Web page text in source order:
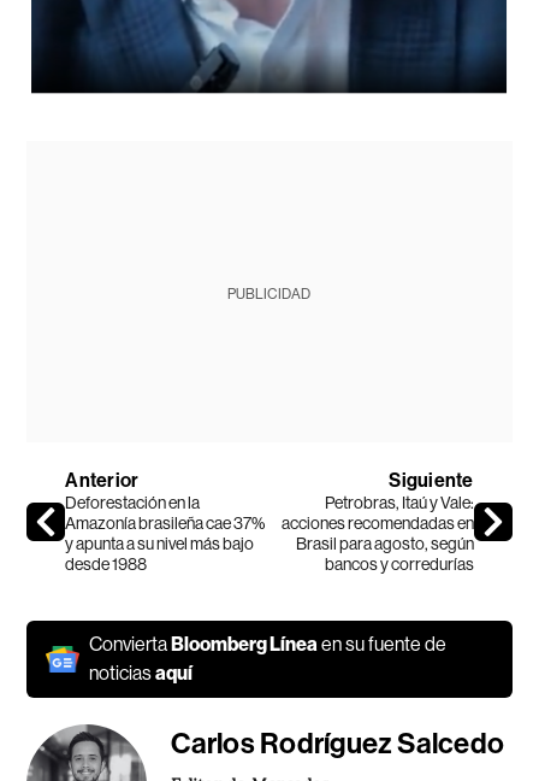
PUBLICIDAD
Anterior
Deforestación en la
Amazonía brasileña cae 37%
y apunta a su nivel más bajo
desde 1988
Siguiente
Petrobras, Itaú y Vale:
acciones recomendadas en
Brasil para agosto, según
bancos y corredurías
ConviertaBloomberg Líneaen su fuente de
noticiasaquí
Carlos Rodríguez Salcedo